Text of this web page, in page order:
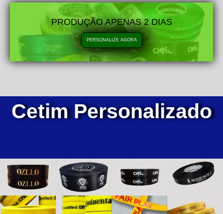
PRODUÇÃO APENAS 2 DIAS
PERSONALIZE AGORA
Cetim Personalizado